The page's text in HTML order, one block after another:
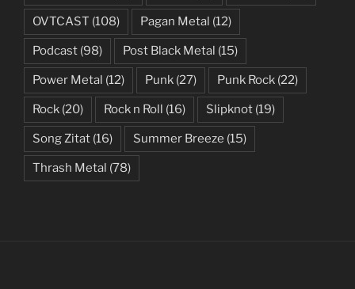
OVTCAST (108) Pagan Metal (12)
Podcast (98) Post Black Metal (15)
Power Metal (12) Punk (27) Punk Rock (22)
Rock (20) Rock n Roll (16) Slipknot (19)
Song Zitat (16) Summer Breeze (15)
Thrash Metal (78)